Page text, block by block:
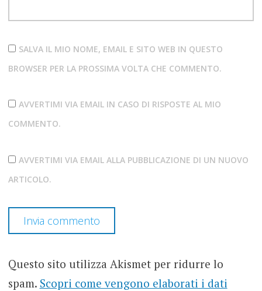
SALVA IL MIO NOME, EMAIL E SITO WEB IN QUESTO
BROWSER PER LA PROSSIMA VOLTA CHE COMMENTO.
AVVERTIMI VIA EMAIL IN CASO DI RISPOSTE AL MIO
COMMENTO.
AVVERTIMI VIA EMAIL ALLA PUBBLICAZIONE DI UN NUOVO
ARTICOLO.
Questo sito utilizza Akismet per ridurre lo
spam. Scopri come vengono elaborati i dati